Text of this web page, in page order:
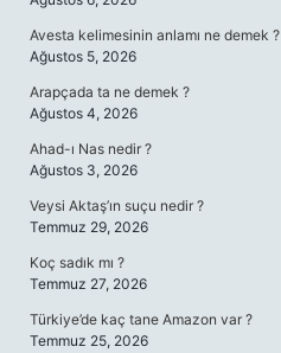
Avesta kelimesinin anlamı ne demek ?
Ağustos 5, 2026
Arapçada ta ne demek ?
Ağustos 4, 2026
Ahad-ı Nas nedir ?
Ağustos 3, 2026
Veysi Aktaş’ın suçu nedir ?
Temmuz 29, 2026
Koç sadık mı ?
Temmuz 27, 2026
Türkiye’de kaç tane Amazon var ?
Temmuz 25, 2026